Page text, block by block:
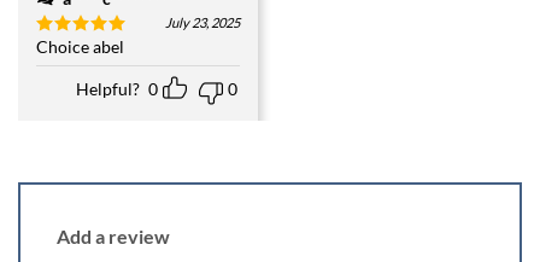
Rated 5
out of 5
July 23, 2025
Choice abel
Helpful? 0 0
Add a review